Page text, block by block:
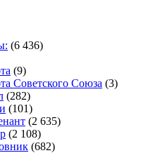
(6 436)
(9)
Советского Союза (3)
(282)
(101)
(2 635)
(2 108)
(682)